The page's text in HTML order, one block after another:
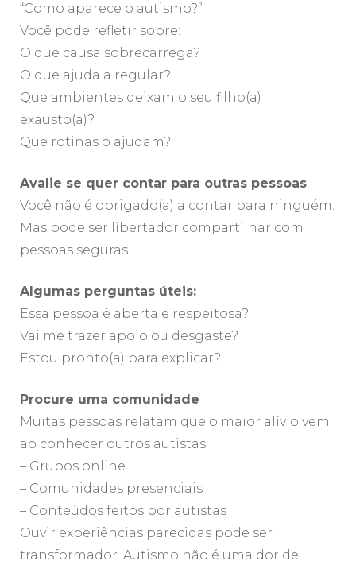
“Como aparece o autismo?”
Você pode refletir sobre:
O que causa sobrecarrega?
O que ajuda a regular?
Que ambientes deixam o seu filho(a)
exausto(a)?
Que rotinas o ajudam?
Avalie se quer contar para outras pessoas
Você não é obrigado(a) a contar para ninguém.
Mas pode ser libertador compartilhar com
pessoas seguras.
Algumas perguntas úteis:
Essa pessoa é aberta e respeitosa?
Vai me trazer apoio ou desgaste?
Estou pronto(a) para explicar?
Procure uma comunidade
Muitas pessoas relatam que o maior alívio vem
ao conhecer outros autistas.
– Grupos online
– Comunidades presenciais
– Conteúdos feitos por autistas
Ouvir experiências parecidas pode ser
transformador. Autismo não é uma dor de